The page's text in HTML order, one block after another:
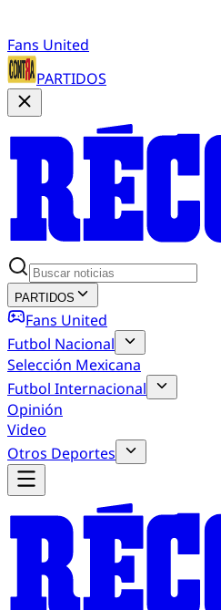
Fans United
PARTIDOS
PARTIDOS
Fans United
Futbol Nacional
Selección Mexicana
Futbol Internacional
Opinión
Video
Otros Deportes